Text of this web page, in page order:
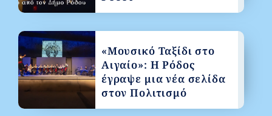
«Μουσικό Ταξίδι στο
Αιγαίο»: Η Ρόδος
έγραψε μια νέα σελίδα
στον Πολιτισμό